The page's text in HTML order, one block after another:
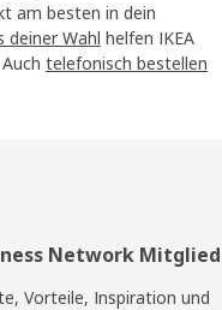
am besten in dein
deiner Wahl helfen IKEA
telefonisch bestellen
Network Mitglied
Vorteile, Inspiration und